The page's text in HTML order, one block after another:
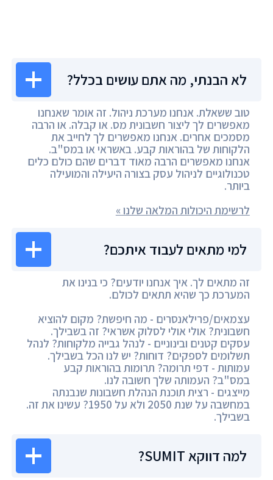
לא הבנתי, מה אתם עושים בכלל?
טוב ששאלת. אנחנו מערכת ניהול. זה אומר שאנחנו
מאפשרים לך ליצור חשבונית מס. או קבלה. או הרבה
מסמכים אחרים. אנחנו מאפשרים לך לחייב את
הלקוחות של בהוראות קבע. באשראי או במס"ב.
אנחנו מאפשרים הרבה מאוד דברים שהם כולם כלים
טכנולוגיים לניהול עסק בצורה היעילה והמועילה
ביותר.
לרשימת היכולות המלאה שלנו »
למי מתאים לעבוד איתכם?
זה מתאים לך. איך אנחנו יודעים? כי בנינו את
המערכת כך שהיא תתאים לכולם.
עצמאים/פרילאנסרים - מה חיפשת? מקום להוציא
חשבונית? אולי אולי לסלוק אשראי? זה בשבילך.
עסקים קטנים ובינוניים - לנהל גבייה מלקוחות? לנהל
תשלומים לספקים? דוחות? יש לנו הכל בשבילך.
עמותות - דפי תרומה? תרומות בהוראות קבע
במס"ב? העמותה שלך חשובה לנו.
מייצגים - רצית תוכנת הנהלת חשבונות שנבנתה
במחשבה על שנת 2050 ולא על 1950? עשינו את זה.
בשבילך.
למה דווקא SUMIT?